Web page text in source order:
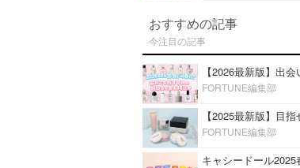
おすすめの記事
今注目の記事
FORTUNE編集部
FORTUNE編集部